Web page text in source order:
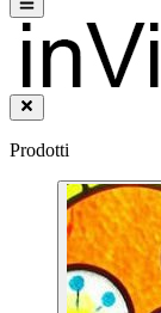
Prodotti